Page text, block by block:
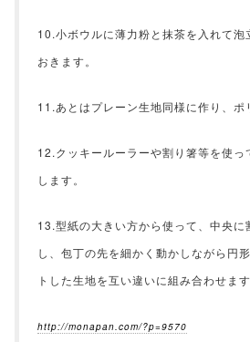
10.小ボウルに薄力粉と抹茶を入れて泡
おきます。
11.あとはプレーン生地同様に作り、ポ
12.クッキールーラーや割り箸等を使っ
します。
13.型紙の大きい方から使って、中央
し、包丁の先を細かく動かしながら円
トした生地を互い違いに組み合わせます
http://monapan.com/?p=9570